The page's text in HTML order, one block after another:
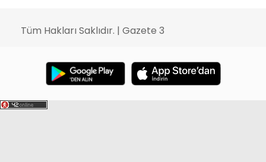
Tüm Hakları Saklıdır. | Gazete 3